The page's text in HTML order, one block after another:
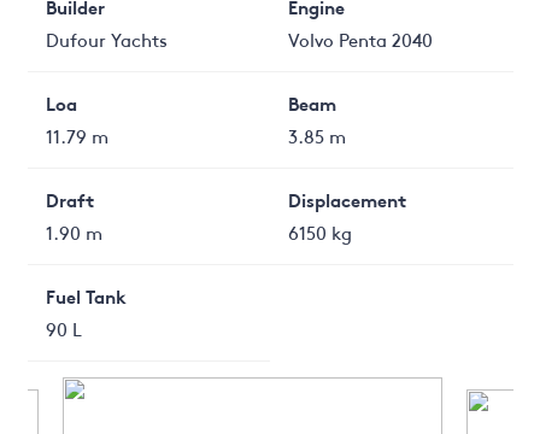
Builder
Dufour Yachts
Engine
Volvo Penta 2040
Loa
11.79 m
Beam
3.85 m
Draft
1.90 m
Displacement
6150 kg
Fuel Tank
90 L